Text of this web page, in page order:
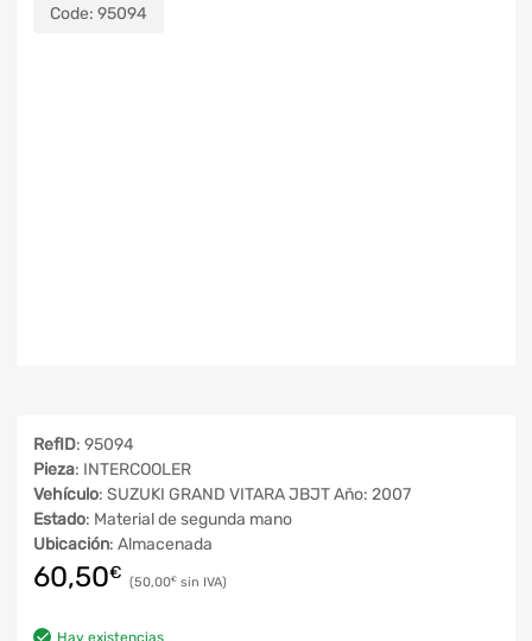
Code: 95094
RefID: 95094
Pieza: INTERCOOLER
Vehículo: SUZUKI GRAND VITARA JBJT Año: 2007
Estado: Material de segunda mano
Ubicación: Almacenada
60,50€ 50,00€
Hay existencias